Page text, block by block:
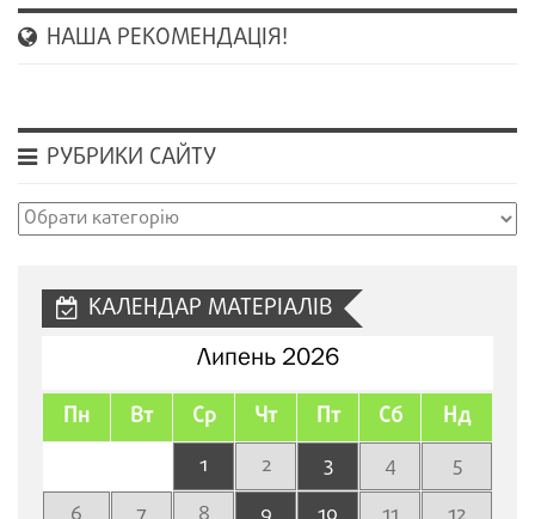
НАША РЕКОМЕНДАЦІЯ!
РУБРИКИ САЙТУ
Рубрики
КАЛЕНДАР МАТЕРІАЛІВ
Липень 2026
Пн Вт Ср Чт Пт Сб Нд
1 2 3 4
5